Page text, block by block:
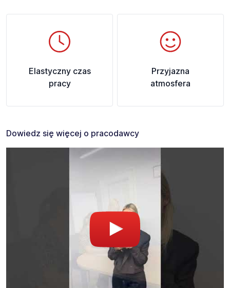
Elastyczny czas
pracy
Przyjazna
atmosfera
Dowiedz się więcej o pracodawcy